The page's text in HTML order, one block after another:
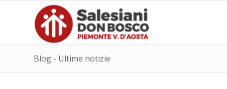
Blog - Ultime notizie